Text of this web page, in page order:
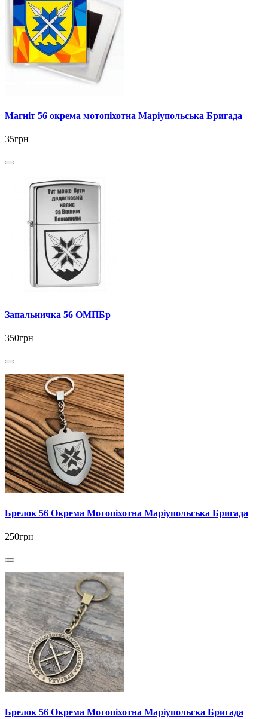
Магніт 56 окрема мотопіхотна Маріупольська Бригада
35грн
Запальничка 56 ОМПБр
350грн
Брелок 56 Окрема Мотопіхотна Маріупольська Бригада
250грн
Брелок 56 Окрема Мотопіхотна Маріупольска Бригада